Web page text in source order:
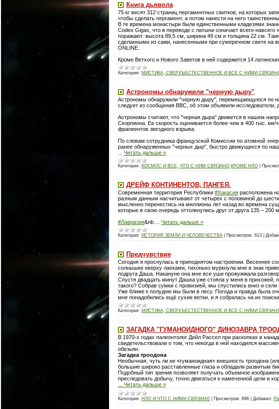
Книга дьявола
75 кг весят 312 страниц пергаментных свитков, на которых
чтобы сделать пергамент, а потом нанести на него
В те времена монастыри были единственными кладезями
Codex Gigas, что в переводе с латыни означает всего-
поражают: высота 89,5 см, ширина 49 см и толщина 22 см.
сделанными из сажи, нанесенными при сумеречном свете на
ONLINE.
Кроме Ветхого и Нового Заветов в ней содержится 14
Категория: МИСТИКА, СВЕРХЪЕСТЕСТВЕННОЕ И ВСЕ С НИМИ
Астрономы обнаружили "черную дыру"
Астрономы обнаружили "черную дыру", перемещающуюся по
следует из сообщения BBC, об этом объявили
Астрономы считают, что "черная дыра" движется в нашем
Скорпиона. Ее скорость оценивается более чем в 400 тыс.
фрагментов звездного взрыва.
По словам сотрудника французской Комиссии по атомной
ранее обнаруженных "черных дыр", быстро движущихся по
Читать дальше »
Категория: КОСМОС И ВСЕ, ЧТО С НИМ СВЯЗАНО,КРОМЕ НЛО
ДРЕЙФ КОНТИНЕНТОВ, ПАНГЕЯ.
Современная территория Республики #Хакасия расположена
разным данным насчитывают от четырех с половиной до
мысленно перенестись на миллионы лет назад во времена
которые в свою очередь оттолкнулись друг от друга 135 – 200
#Лавразия&nb Читать дальше »
Категория: ИСТОРИЯ ЗЕМЛИ И ЧЕЛОВЕЧЕСТВА Просмотров: 613
Предчувствие
Сегодня я проснулась в приподнятом настроении. Весеннее
солнышке кверху лапками, тихонько муркнула мне в знак
подруга Даша. Накануне она мне все уши прожужжала
Спустя двадцать минут Дашка уже стояла у меня в прихожей,
такого? Собрав сумки с провизией, мы спустились вниз и
Уже ближе к полудню мы были в лесу. Погода и правда была
мне понадобились ещё сухие ветки, и я собралась на их
Категория: МИСТИКА, СВЕРХЪЕСТЕСТВЕННОЕ И ВСЕ С НИМИ
ЗАГАДКА "ГУМАНОИДНОГО" ДИНОЗАВРА
В 1970-х годах палеонтолог Дейл Рассел при раскопках в
свидетельствовали о том, что некогда в ней находился
обезьян.
Загадка троодона
Необычная, чуть ли не «гуманоидная» внешность троодона
большие широко расставленные глаза и обладали развитым
Подобный тип зрения позволяет получать объемное
преследовать добычу, точно двигаться к намеченной цели и
Читать дальше »
Категория: НЛО И ЧТО С НИМИ СВЯЗАНО Просмотров: 896 Добавил: